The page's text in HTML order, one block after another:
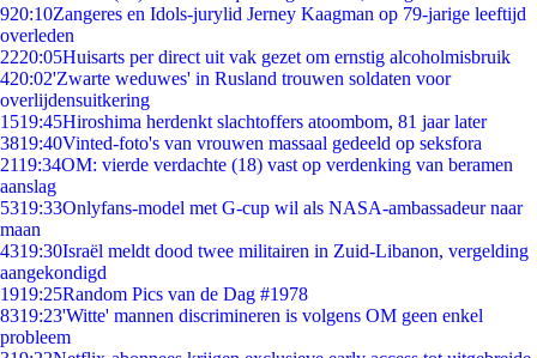
920:10Zangeres en Idols-jurylid Jerney Kaagman op 79-jarige leeftijd
overleden
2220:05Huisarts per direct uit vak gezet om ernstig alcoholmisbruik
420:02'Zwarte weduwes' in Rusland trouwen soldaten voor
overlijdensuitkering
1519:45Hiroshima herdenkt slachtoffers atoombom, 81 jaar later
3819:40Vinted-foto's van vrouwen massaal gedeeld op seksfora
2119:34OM: vierde verdachte (18) vast op verdenking van beramen
aanslag
5319:33Onlyfans-model met G-cup wil als NASA-ambassadeur naar
maan
4319:30Israël meldt dood twee militairen in Zuid-Libanon, vergelding
aangekondigd
1919:25Random Pics van de Dag #1978
8319:23'Witte' mannen discrimineren is volgens OM geen enkel
probleem